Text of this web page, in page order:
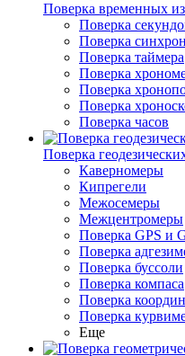
Поверка временных
Поверка
Поверка
Поверка таймера
Поверка
Поверка
Поверка
Поверка часов
Поверка
Каверномеры
Кипрегели
Межосемеры
Межцентромеры
Поверка GPS и
Поверка
Поверка буссоли
Поверка компаса
Поверка
Поверка
Еще